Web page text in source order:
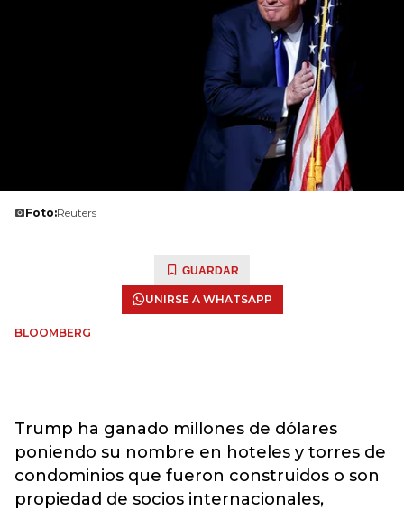
Foto:Reuters
GUARDAR
UNIRSE A WHATSAPP
BLOOMBERG
Trump ha ganado millones de dólares
poniendo su nombre en hoteles y torres de
condominios que fueron construidos o son
propiedad de socios internacionales,